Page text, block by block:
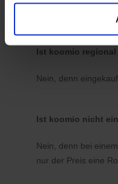
Ist koomio
Nein, denn
Ist koomio nicht
Nein, denn bei
nur der Preis eine